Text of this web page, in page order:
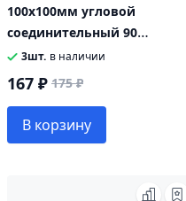
100х100мм угловой
соединительный 90
градусов синий
3шт. в наличии
167 ₽ 175 ₽
В корзину